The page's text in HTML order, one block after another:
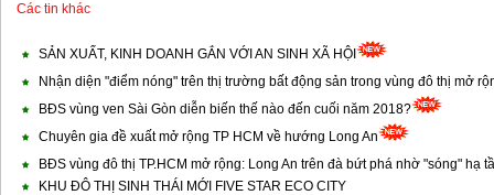
Các tin khác
SẢN XUẤT, KINH DOANH GẮN VỚI AN SINH XÃ HỘI
Nhận diện "điểm nóng" trên thị trường bất động sản trong vùng đô thị mở
BĐS vùng ven Sài Gòn diễn biến thế nào đến cuối năm 2018?
Chuyên gia đề xuất mở rộng TP HCM về hướng Long An
BĐS vùng đô thị TP.HCM mở rộng: Long An trên đà bứt phá nhờ "sóng" hạ
KHU ĐÔ THỊ SINH THÁI MỚI FIVE STAR ECO CITY